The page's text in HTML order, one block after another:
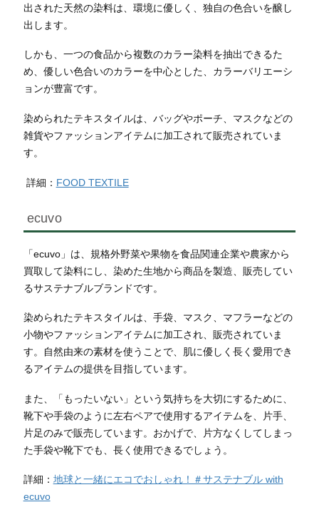
出された天然の染料は、環境に優しく、独自の色合いを醸し
出します。
しかも、一つの食品から複数のカラー染料を抽出できるた
め、優しい色合いのカラーを中心とした、カラーバリエーシ
ョンが豊富です。
染められたテキスタイルは、バッグやポーチ、マスクなどの
雑貨やファッションアイテムに加工されて販売されていま
す。
詳細： FOOD TEXTILE
ecuvo
「ecuvo」は、規格外野菜や果物を食品関連企業や農家から
買取して染料にし、染めた生地から商品を製造、販売してい
るサステナブルブランドです。
染められたテキスタイルは、手袋、マスク、マフラーなどの
小物やファッションアイテムに加工され、販売されていま
す。自然由来の素材を使うことで、肌に優しく長く愛用でき
るアイテムの提供を目指しています。
また、「もったいない」という気持ちを大切にするために、
靴下や手袋のように左右ペアで使用するアイテムを、片手、
片足のみで販売しています。おかげで、片方なくしてしまっ
た手袋や靴下でも、長く使用できるでしょう。
詳細： 地球と一緒にエコでおしゃれ！＃サステナブル with
ecuvo